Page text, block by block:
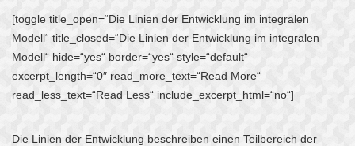
[toggle title_open=“Die Linien der Entwicklung im integralen
Modell“ title_closed=“Die Linien der Entwicklung im integralen
Modell“ hide=“yes“ border=“yes“ style=“default“
excerpt_length=“0″ read_more_text=“Read More“
read_less_text=“Read Less“ include_excerpt_html=“no“]
Die Linien der Entwicklung beschreiben einen Teilbereich der